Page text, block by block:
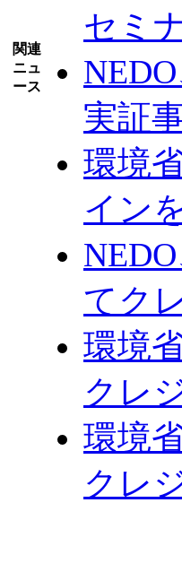
関連
ニュ
ース
セミ
実証
環境
イン
てク
環境
クレ
環境
クレ